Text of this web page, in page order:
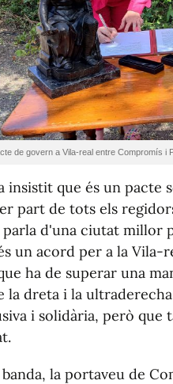
de govern a Vila-real entre Compromís i
insistit que és un pacte
part de tots els
parla d'una ciutat millor
un acord per a la Vila-
ha de superar una
la dreta i la
i solidària, però que
banda, la portaveu de